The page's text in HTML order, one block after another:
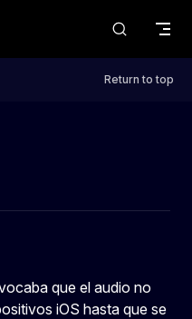
Return to top
que el audio no
iOS hasta que se